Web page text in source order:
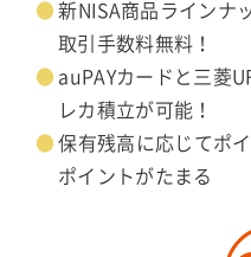
新NISA商品ラインナ
取引手数料無料！
auPAYカードと三菱
レカ積立が可能！
保有残高に応じてポ
ポイントがたまる